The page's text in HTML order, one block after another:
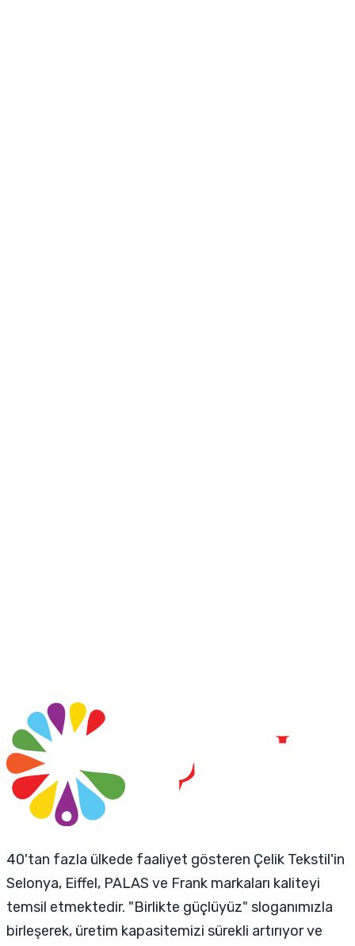
40'tan fazla ülkede faaliyet gösteren Çelik Tekstil'in
Selonya, Eiffel, PALAS ve Frank markaları kaliteyi
temsil etmektedir. "Birlikte güçlüyüz" sloganımızla
birleşerek, üretim kapasitemizi sürekli artırıyor ve